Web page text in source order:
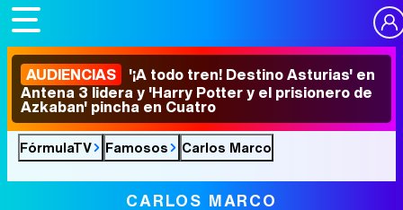
AUDIENCIAS '¡A todo tren! Destino Asturias' en
Antena 3 lidera y 'Harry Potter y el prisionero de
Azkaban' pincha en Cuatro
FórmulaTV Famosos Carlos Marco
CARLOS MARCO